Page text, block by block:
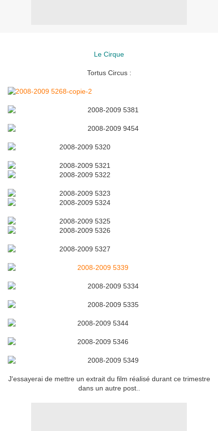
Le Cirque
Tortus Circus :
J'essayerai de mettre un extrait du film réalisé durant ce trimestre
dans un autre post..